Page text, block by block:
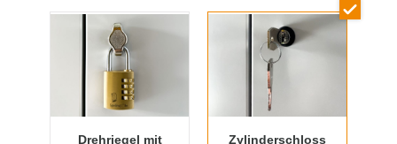
Drehriegel mit Zylinderschloss